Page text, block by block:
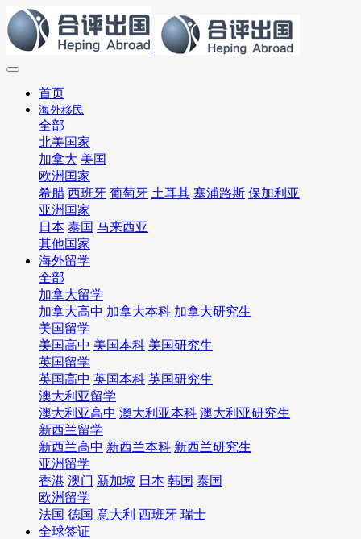
首页
海外移民
全部
北美国家
加拿大 美国
欧洲国家
希腊 西班牙 葡萄牙 土耳其 塞浦路斯 保加利亚
亚洲国家
日本 泰国 马来西亚
其他国家
海外留学
全部
加拿大留学
加拿大高中 加拿大本科 加拿大研究生
美国留学
美国高中 美国本科 美国研究生
英国留学
英国高中 英国本科 英国研究生
澳大利亚留学
澳大利亚高中 澳大利亚本科 澳大利亚研究生
新西兰留学
新西兰高中 新西兰本科 新西兰研究生
亚洲留学
香港 澳门 新加坡 日本 韩国 泰国
欧洲留学
法国 德国 意大利 西班牙 瑞士
全球签证